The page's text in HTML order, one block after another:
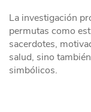
La investigación
permutas como
sacerdotes,
salud, sino
simbólicos.